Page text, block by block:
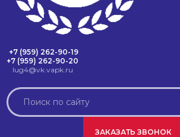
+7 (959) 262-90-19
+7 (959) 262-90-20
lug4@vk.vapk.ru
ЗАКАЗАТЬ ЗВОНОК